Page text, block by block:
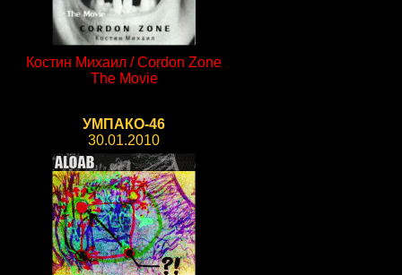
Костин Михаил / Cordon Zone
The Movie
УМПАКО-46
30.01.2010